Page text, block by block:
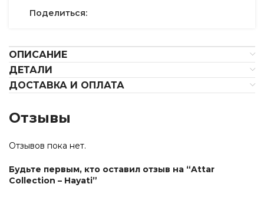
Поделиться:
ОПИСАНИЕ
ДЕТАЛИ
ДОСТАВКА И ОПЛАТА
Отзывы
Отзывов пока нет.
Будьте первым, кто оставил отзыв на “Attar
Collection – Hayati”